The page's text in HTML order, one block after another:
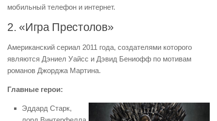
мобильный телефон и интернет.
2. «Игра Престолов»
Американский сериал 2011 года, создателями которого
являются Дэниел Уайсс и Дэвид Бениофф по мотивам
романов Джорджа Мартина.
Главные герои:
Эддард Старк,